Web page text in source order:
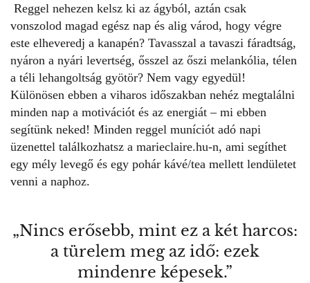
Reggel nehezen kelsz ki az ágyból, aztán csak
vonszolod magad egész nap és alig várod, hogy végre
este elheveredj a kanapén? Tavasszal a tavaszi fáradtság,
nyáron a nyári levertség, ősszel az őszi melankólia, télen
a téli lehangoltság gyötör? Nem vagy egyedül!
Különösen ebben a viharos időszakban nehéz megtalálni
minden nap a motivációt és az energiát – mi ebben
segítünk neked! Minden reggel muníciót adó napi
üzenettel találkozhatsz a marieclaire.hu-n, ami segíthet
egy mély levegő és egy pohár kávé/tea mellett lendületet
venni a naphoz.
„Nincs erősebb, mint ez a két harcos:
a türelem meg az idő: ezek
mindenre képesek.”